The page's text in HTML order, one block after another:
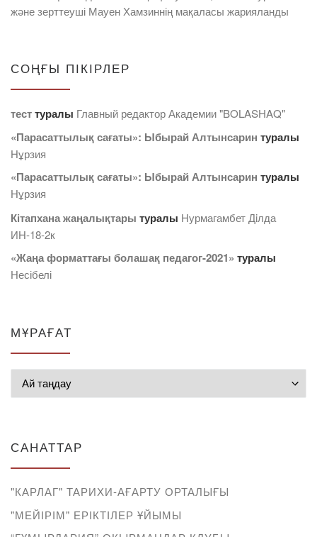
және зерттеуші Мауен Хамзиннің мақаласы жарияланды
СОҢҒЫ ПІКІРЛЕР
тесттуралы Главный редактор Академии "BOLASHAQ"
«Парасаттылық сағаты»: Ыбырай Алтынсарин туралы
Нұрзия
«Парасаттылық сағаты»: Ыбырай Алтынсарин туралы
Нұрзия
Кітапхана жаңалықтары туралы Нурмагамбет Дiлда
ИН-18-2к
«Жаңа форматтағы болашақ педагог-2021» туралы
Несібелі
МҰРАҒАТ
САНАТТАР
"КАРЛАГ" ТАРИХИ-АҒАРТУ ОРТАЛЫҒЫ
"МЕЙІРІМ" ЕРІКТІЛЕР ҰЙЫМЫ